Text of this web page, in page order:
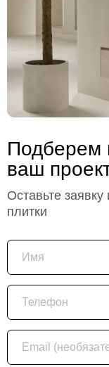
Подберем
ваш
Оставьте
плитки
Имя
Телефон
Email (необязательно)